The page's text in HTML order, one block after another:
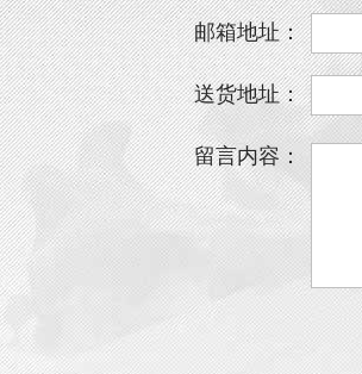
邮箱地址：
送货地址：
留言内容：